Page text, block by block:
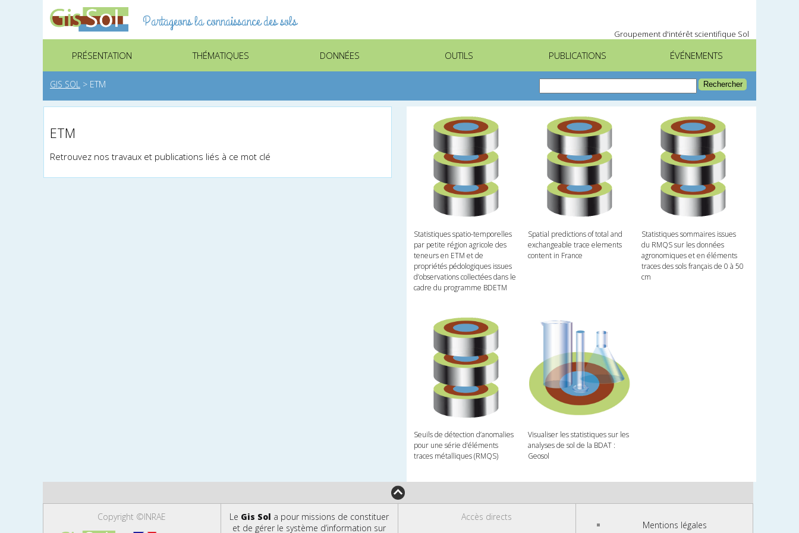
Partageons la connaissance des sols
Groupement d'intérêt scientifique Sol
PRÉSENTATION THÉMATIQUES DONNÉES OUTILS PUBLICATIONS ÉVÉNEMENTS
GIS SOL > ETM
ETM
Retrouvez nos travaux et publications liés à ce mot clé
Statistiques spatio-temporelles
par petite région agricole des
teneurs en ETM et de
propriétés pédologiques issues
d’observations collectées dans le
cadre du programme BDETM
Spatial predictions of total and
exchangeable trace elements
content in France
Statistiques sommaires issues
du RMQS sur les données
agronomiques et en éléments
traces des sols français de 0 à 50
cm
Seuils de détection d’anomalies
pour une série d’éléments
traces métalliques (RMQS)
Visualiser les statistiques sur les
analyses de sol de la BDAT :
Geosol
Copyright ©INRAE Le Gis Sol a pour missions de constituer
et de gérer le système d’information sur
Accès directs
Mentions légales